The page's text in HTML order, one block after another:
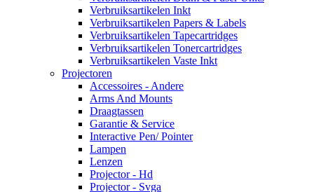
Verbruiksartikelen Inkt
Verbruiksartikelen Papers & Labels
Verbruiksartikelen Tapecartridges
Verbruiksartikelen Tonercartridges
Verbruiksartikelen Vaste Inkt
Projectoren
Accessoires - Andere
Arms And Mounts
Draagtassen
Garantie & Service
Interactive Pen/ Pointer
Lampen
Lenzen
Projector - Hd
Projector - Svga